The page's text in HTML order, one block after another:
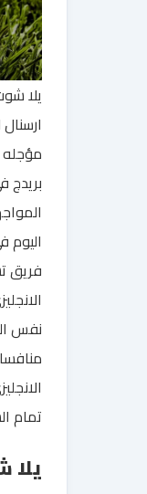
مؤجله
بريدج
اليوم
فريق
نفس
تمام